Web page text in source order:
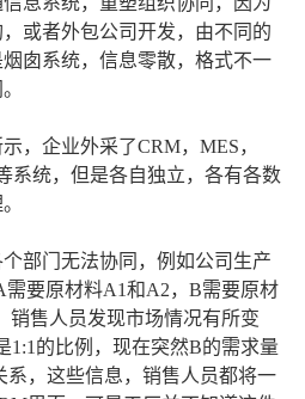
或者外包公司开发，由不同的
囱系统，信息零散，格式不一
，企业外采了CRM，MES，
系统，但是各自独立，各有各数
部门无法协同，例如公司生产
要原材料A1和A2，B需要原材
销售人员发现市场情况有所变
1:1的比例，现在突然B的需求量
系，这些信息，销售人员都将一